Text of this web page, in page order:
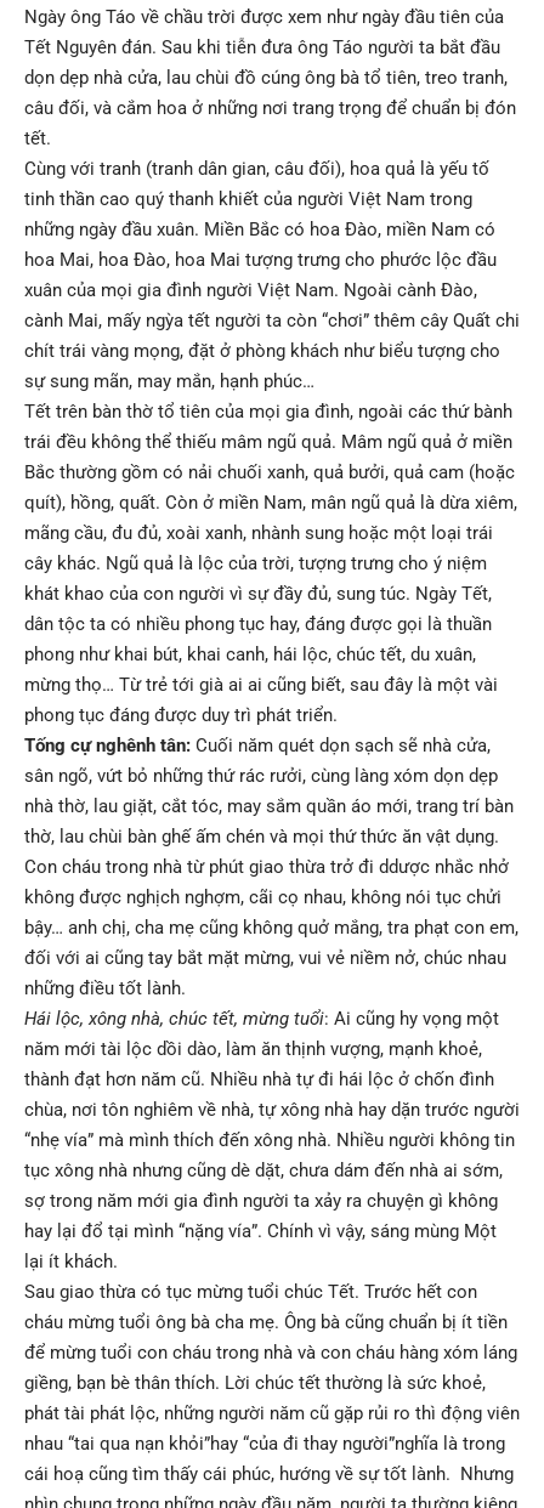
Ngày ông Táo về chầu trời được xem như ngày đầu tiên của
Tết Nguyên đán. Sau khi tiễn đưa ông Táo người ta bắt đầu
dọn dẹp nhà cửa, lau chùi đồ cúng ông bà tổ tiên, treo tranh,
câu đối, và cắm hoa ở những nơi trang trọng để chuẩn bị đón
tết.
Cùng với tranh (tranh dân gian, câu đối), hoa quả là yếu tố
tinh thần cao quý thanh khiết của người Việt Nam trong
những ngày đầu xuân. Miền Bắc có hoa Ðào, miền Nam có
hoa Mai, hoa Ðào, hoa Mai tượng trưng cho phước lộc đầu
xuân của mọi gia đình người Việt Nam. Ngoài cành Ðào,
cành Mai, mấy ngỳa tết người ta còn “chơi” thêm cây Quất chi
chít trái vàng mọng, đặt ở phòng khách như biểu tượng cho
sự sung mãn, may mắn, hạnh phúc…
Tết trên bàn thờ tổ tiên của mọi gia đình, ngoài các thứ bành
trái đều không thể thiếu mâm ngũ quả. Mâm ngũ quả ở miền
Bắc thường gồm có nải chuối xanh, quả bưởi, quả cam (hoặc
quít), hồng, quất. Còn ở miền Nam, mân ngũ quả là dừa xiêm,
mãng cầu, đu đủ, xoài xanh, nhành sung hoặc một loại trái
cây khác. Ngũ quả là lộc của trời, tượng trưng cho ý niệm
khát khao của con người vì sự đầy đủ, sung túc. Ngày Tết,
dân tộc ta có nhiều phong tục hay, đáng được gọi là thuần
phong như khai bút, khai canh, hái lộc, chúc tết, du xuân,
mừng thọ… Từ trẻ tới già ai ai cũng biết, sau đây là một vài
phong tục đáng được duy trì phát triển.
Tống cự nghênh tân: Cuối năm quét dọn sạch sẽ nhà cửa,
sân ngõ, vứt bỏ những thứ rác rưởi, cùng làng xóm dọn dẹp
nhà thờ, lau giặt, cắt tóc, may sắm quần áo mới, trang trí bàn
thờ, lau chùi bàn ghế ấm chén và mọi thứ thức ăn vật dụng.
Con cháu trong nhà từ phút giao thừa trở đi ddược nhắc nhở
không được nghịch nghợm, cãi cọ nhau, không nói tục chửi
bậy… anh chị, cha mẹ cũng không quở mắng, tra phạt con em,
đối với ai cũng tay bắt mặt mừng, vui vẻ niềm nở, chúc nhau
những điều tốt lành.
Hái lộc, xông nhà, chúc tết, mừng tuổi: Ai cũng hy vọng một
năm mới tài lộc dồi dào, làm ăn thịnh vượng, mạnh khoẻ,
thành đạt hơn năm cũ. Nhiều nhà tự đi hái lộc ở chốn đình
chùa, nơi tôn nghiêm về nhà, tự xông nhà hay dặn trước người
“nhẹ vía” mà mình thích đến xông nhà. Nhiều người không tin
tục xông nhà nhưng cũng dè dặt, chưa dám đến nhà ai sớm,
sợ trong năm mới gia đình người ta xảy ra chuyện gì không
hay lại đổ tại mình “nặng vía”. Chính vì vậy, sáng mùng Một
lại ít khách.
Sau giao thừa có tục mừng tuổi chúc Tết. Trước hết con
cháu mừng tuổi ông bà cha mẹ. Ông bà cũng chuẩn bị ít tiền
để mừng tuổi con cháu trong nhà và con cháu hàng xóm láng
giềng, bạn bè thân thích. Lời chúc tết thường là sức khoẻ,
phát tài phát lộc, những người năm cũ gặp rủi ro thì động viên
nhau “tai qua nạn khỏi”hay “của đi thay người”nghĩa là trong
cái hoạ cũng tìm thấy cái phúc, hướng về sự tốt lành. Nhưng